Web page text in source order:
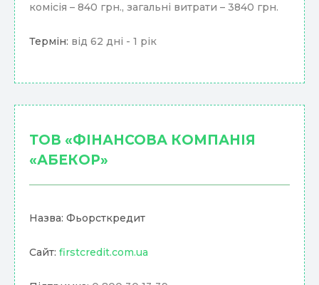
комісія – 840 грн., загальні витрати – 3840 грн.
Термін: від 62 дні - 1 рік
ТОВ «ФІНАНСОВА КОМПАНІЯ
«АБЕКОР»
Назва: Фьорсткредит
Сайт: firstcredit.com.ua